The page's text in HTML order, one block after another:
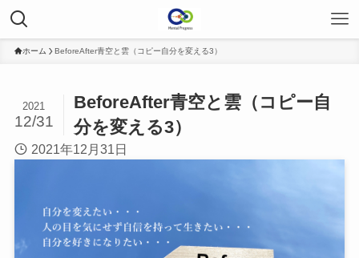
ホーム BeforeAfter青空と雲（コピー自分を変える3）
BeforeAfter青空と雲（コピー自
分を変える3）
2021
12/31
2021年12月31日